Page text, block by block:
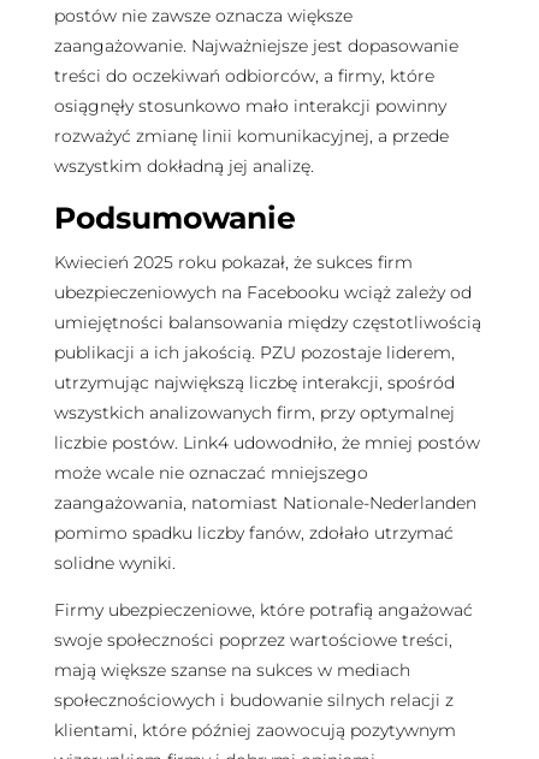
postów nie zawsze oznacza większe
zaangażowanie. Najważniejsze jest dopasowanie
treści do oczekiwań odbiorców, a firmy, które
osiągnęły stosunkowo mało interakcji powinny
rozważyć zmianę linii komunikacyjnej, a przede
wszystkim dokładną jej analizę.
Podsumowanie
Kwiecień 2025 roku pokazał, że sukces firm
ubezpieczeniowych na Facebooku wciąż zależy od
umiejętności balansowania między częstotliwością
publikacji a ich jakością. PZU pozostaje liderem,
utrzymując największą liczbę interakcji, spośród
wszystkich analizowanych firm, przy optymalnej
liczbie postów. Link4 udowodniło, że mniej postów
może wcale nie oznaczać mniejszego
zaangażowania, natomiast Nationale-Nederlanden
pomimo spadku liczby fanów, zdołało utrzymać
solidne wyniki.
Firmy ubezpieczeniowe, które potrafią angażować
swoje społeczności poprzez wartościowe treści,
mają większe szanse na sukces w mediach
społecznościowych i budowanie silnych relacji z
klientami, które później zaowocują pozytywnym